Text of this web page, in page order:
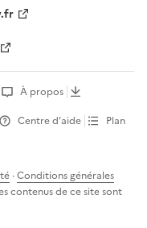
À propos
Centre d’aide
Plan
·Conditions générales
contenus de ce site sont